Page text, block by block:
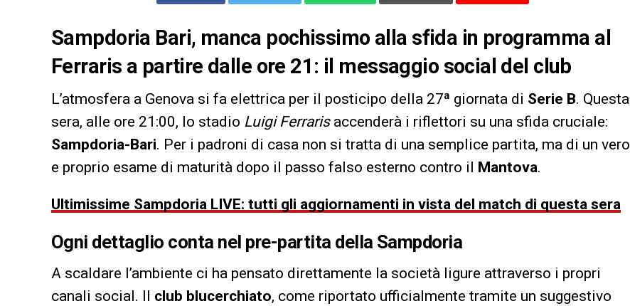
Sampdoria Bari, manca pochissimo alla sfida in programma al
Ferraris a partire dalle ore 21: il messaggio social del club
L’atmosfera a Genova si fa elettrica per il posticipo della 27ª giornata di Serie B. Questa
sera, alle ore 21:00, lo stadio Luigi Ferrarisaccenderà i riflettori su una sfida cruciale:
Sampdoria-Bari. Per i padroni di casa non si tratta di una semplice partita, ma di un vero
e proprio esame di maturità dopo il passo falso esterno contro il Mantova.
Ultimissime Sampdoria LIVE: tutti gli aggiornamenti in vista del match di questa sera
Ogni dettaglio conta nel pre-partita della Sampdoria
A scaldare l’ambiente ci ha pensato direttamente la società ligure attraverso i propri
canali social. Il club blucerchiato, come riportato ufficialmente tramite un suggestivo